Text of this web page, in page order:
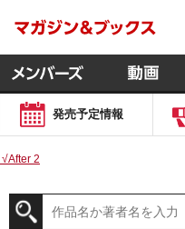
発売予定情報
2